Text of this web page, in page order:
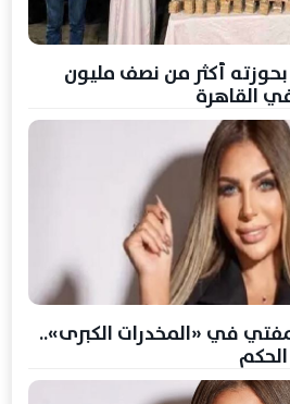
أكثر من نصف مليون
القاهرة
في «المخدرات الكبرى»..